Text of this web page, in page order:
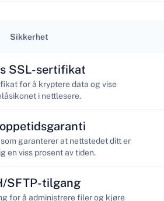
Sikkerhet
SSL-sertifikat
for å kryptere data og vise
i nettlesere.
garanterer at nettstedet ditt er
en viss prosent av tiden.
SFTP-tilgang
for å administrere filer og kjøre